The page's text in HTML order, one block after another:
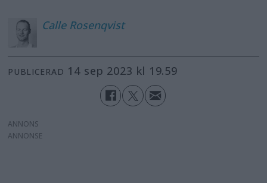
Calle Rosenqvist
PUBLICERAD 14 sep 2023 kl 19.59
ANNONS